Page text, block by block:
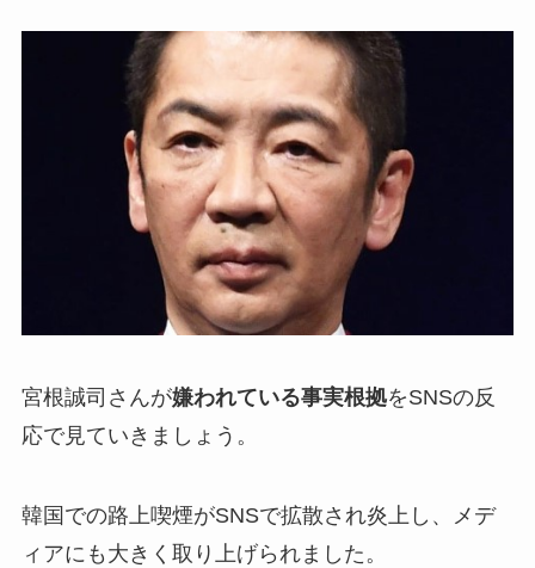
宮根誠司さんが嫌われている事実根拠をSNSの反
応で見ていきましょう。
韓国での路上喫煙がSNSで拡散され炎上し、メデ
ィアにも大きく取り上げられました。